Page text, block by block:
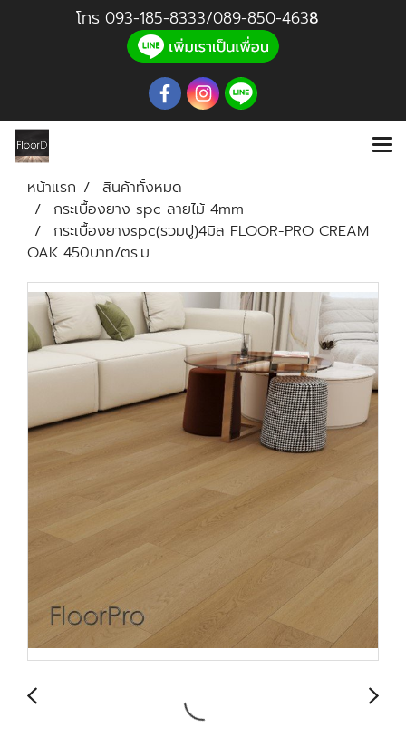
โทร 093-185-8333/089-850-4638
หน้าแรก
สินค้าทั้งหมด
กระเบื้องยาง spc ลายไม้ 4mm
กระเบื้องยางspc(รวมปู)4มิล FLOOR-PRO CREAM
OAK 450บาท/ตร.ม